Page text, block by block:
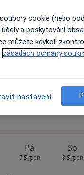
Pá
7 Srpen
So
8 Srpen
Pá
7 Srpen
So
8 Srpen
cookie (nebo
a poskytování
můžete kdykoli
zásadách ochrany
nastavení